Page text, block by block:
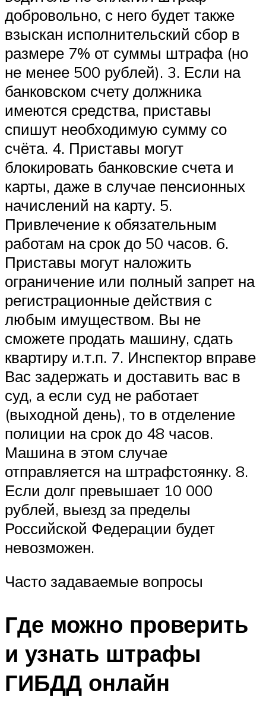
добровольно, с него будет также
взыскан исполнительский сбор в
размере 7% от суммы штрафа (но
не менее 500 рублей). 3. Если на
банковском счету должника
имеются средства, приставы
спишут необходимую сумму со
счёта. 4. Приставы могут
блокировать банковские счета и
карты, даже в случае пенсионных
начислений на карту. 5.
Привлечение к обязательным
работам на срок до 50 часов. 6.
Приставы могут наложить
ограничение или полный запрет на
регистрационные действия с
любым имуществом. Вы не
сможете продать машину, сдать
квартиру и.т.п. 7. Инспектор вправе
Вас задержать и доставить вас в
суд, а если суд не работает
(выходной день), то в отделение
полиции на срок до 48 часов.
Машина в этом случае
отправляется на штрафстоянку. 8.
Если долг превышает 10 000
рублей, выезд за пределы
Российской Федерации будет
невозможен.
Часто задаваемые вопросы
Где можно проверить
и узнать штрафы
ГИБДД онлайн